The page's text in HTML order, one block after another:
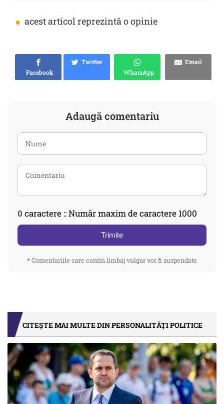
• acest articol reprezintă o opinie
Facebook
Twitter
WhatsApp
Email
Adaugă comentariu
0 caractere :: Număr maxim de caractere 1000
Trimite
* Comentariile care contin limbaj vulgar vor fi suspendate
CITEȘTE MAI MULTE DIN PERSONALITĂȚI POLITICE